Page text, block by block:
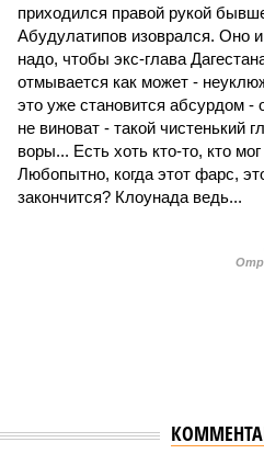
приходился правой рукой
Абудулатипов изоврался. Оно
надо, чтобы экс-глава
отмывается как может -
это уже становится абсурдом -
не виноват - такой чистенький
воры... Есть хоть кто-то, кто
Любопытно, когда этот фарс,
закончится? Клоунада ведь...